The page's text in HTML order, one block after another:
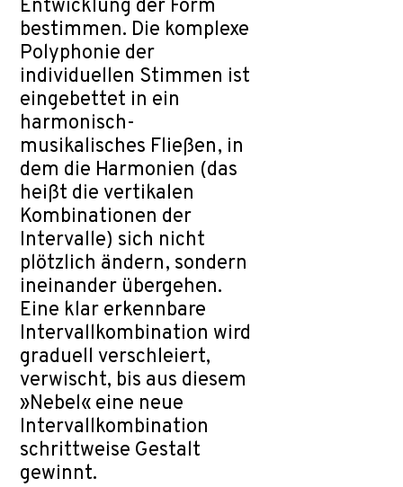
Entwicklung der Form
bestimmen. Die komplexe
Polyphonie der
individuellen Stimmen ist
eingebettet in ein
harmonisch-
musikalisches Fließen, in
dem die Harmonien (das
heißt die vertikalen
Kombinationen der
Intervalle) sich nicht
plötzlich ändern, sondern
ineinander übergehen.
Eine klar erkennbare
Intervallkombination wird
graduell verschleiert,
verwischt, bis aus diesem
»Nebel« eine neue
Intervallkombination
schrittweise Gestalt
gewinnt.